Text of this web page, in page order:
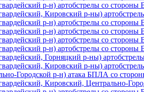
р-н) артобстрелы со
Кировский р-ны)
р-н) артобстрелы со
р-н) артобстрелы со
р-н) артобстрелы со
р-н) артобстрелы со
Горняцкий р-ны)
Кировский р-ны)
Городской р-н) атака БПЛА со
Кировский, Центрально-